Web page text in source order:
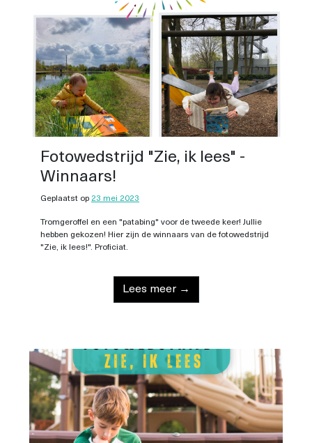
Fotowedstrijd "Zie, ik lees" -
Winnaars!
Geplaatst op 23 mei 2023
Tromgeroffel en een "patabing" voor de tweede keer! Jullie
hebben gekozen! Hier zijn de winnaars van de fotowedstrijd
"Zie, ik lees!". Proficiat.
Lees meer →